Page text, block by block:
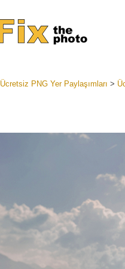
Düğün
Ücretsiz PNG Yer Paylaşımları >